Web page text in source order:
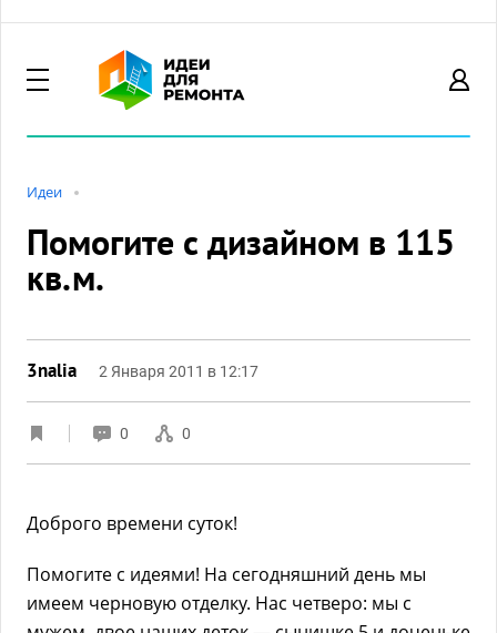
Идеи
Помогите с дизайном в 115
кв.м.
3nalia 2 Января 2011 в 12:17
0 0
Доброго времени суток!
Помогите с идеями! На сегодняшний день мы
имеем черновую отделку. Нас четверо: мы с